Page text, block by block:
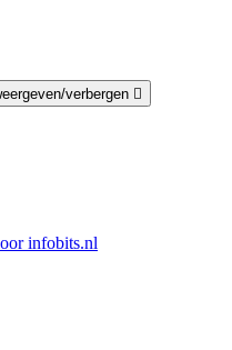
verbergen 
infobits.nl